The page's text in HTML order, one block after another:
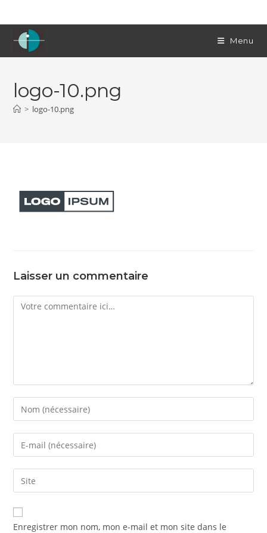
to
content
Menu
logo-10.png
> logo-10.png
Laisser un commentaire
Comment
Enter
your
name
comment
Enter
your
email
address
comment
Saisir
l’URL
de
votre
Enregistrer mon nom, mon e-mail et mon site dans le